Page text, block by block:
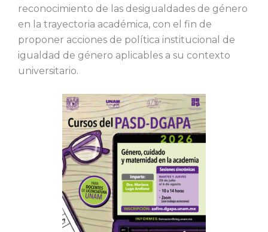
reconocimiento de las desigualdades de género
en la trayectoria académica, con el fin de
proponer acciones de política institucional de
igualdad de género aplicables a su contexto
universitario.